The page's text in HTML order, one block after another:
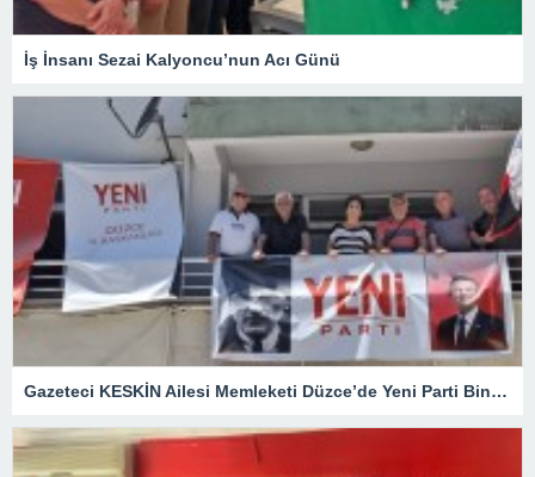
İş İnsanı Sezai Kalyoncu’nun Acı Günü
Gazeteci KESKİN Ailesi Memleketi Düzce’de Yeni Parti Binasını Ziyaret Etti